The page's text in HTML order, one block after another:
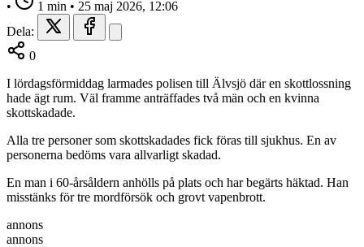
• 1 min • 25 maj 2026, 12:06
Dela:
0
I lördagsförmiddag larmades polisen till Älvsjö där en skottlossning
hade ägt rum. Väl framme anträffades två män och en kvinna
skottskadade.
Alla tre personer som skottskadades fick föras till sjukhus. En av
personerna bedöms vara allvarligt skadad.
En man i 60-årsåldern anhölls på plats och har begärts häktad. Han
misstänks för tre mordförsök och grovt vapenbrott.
annons
annons